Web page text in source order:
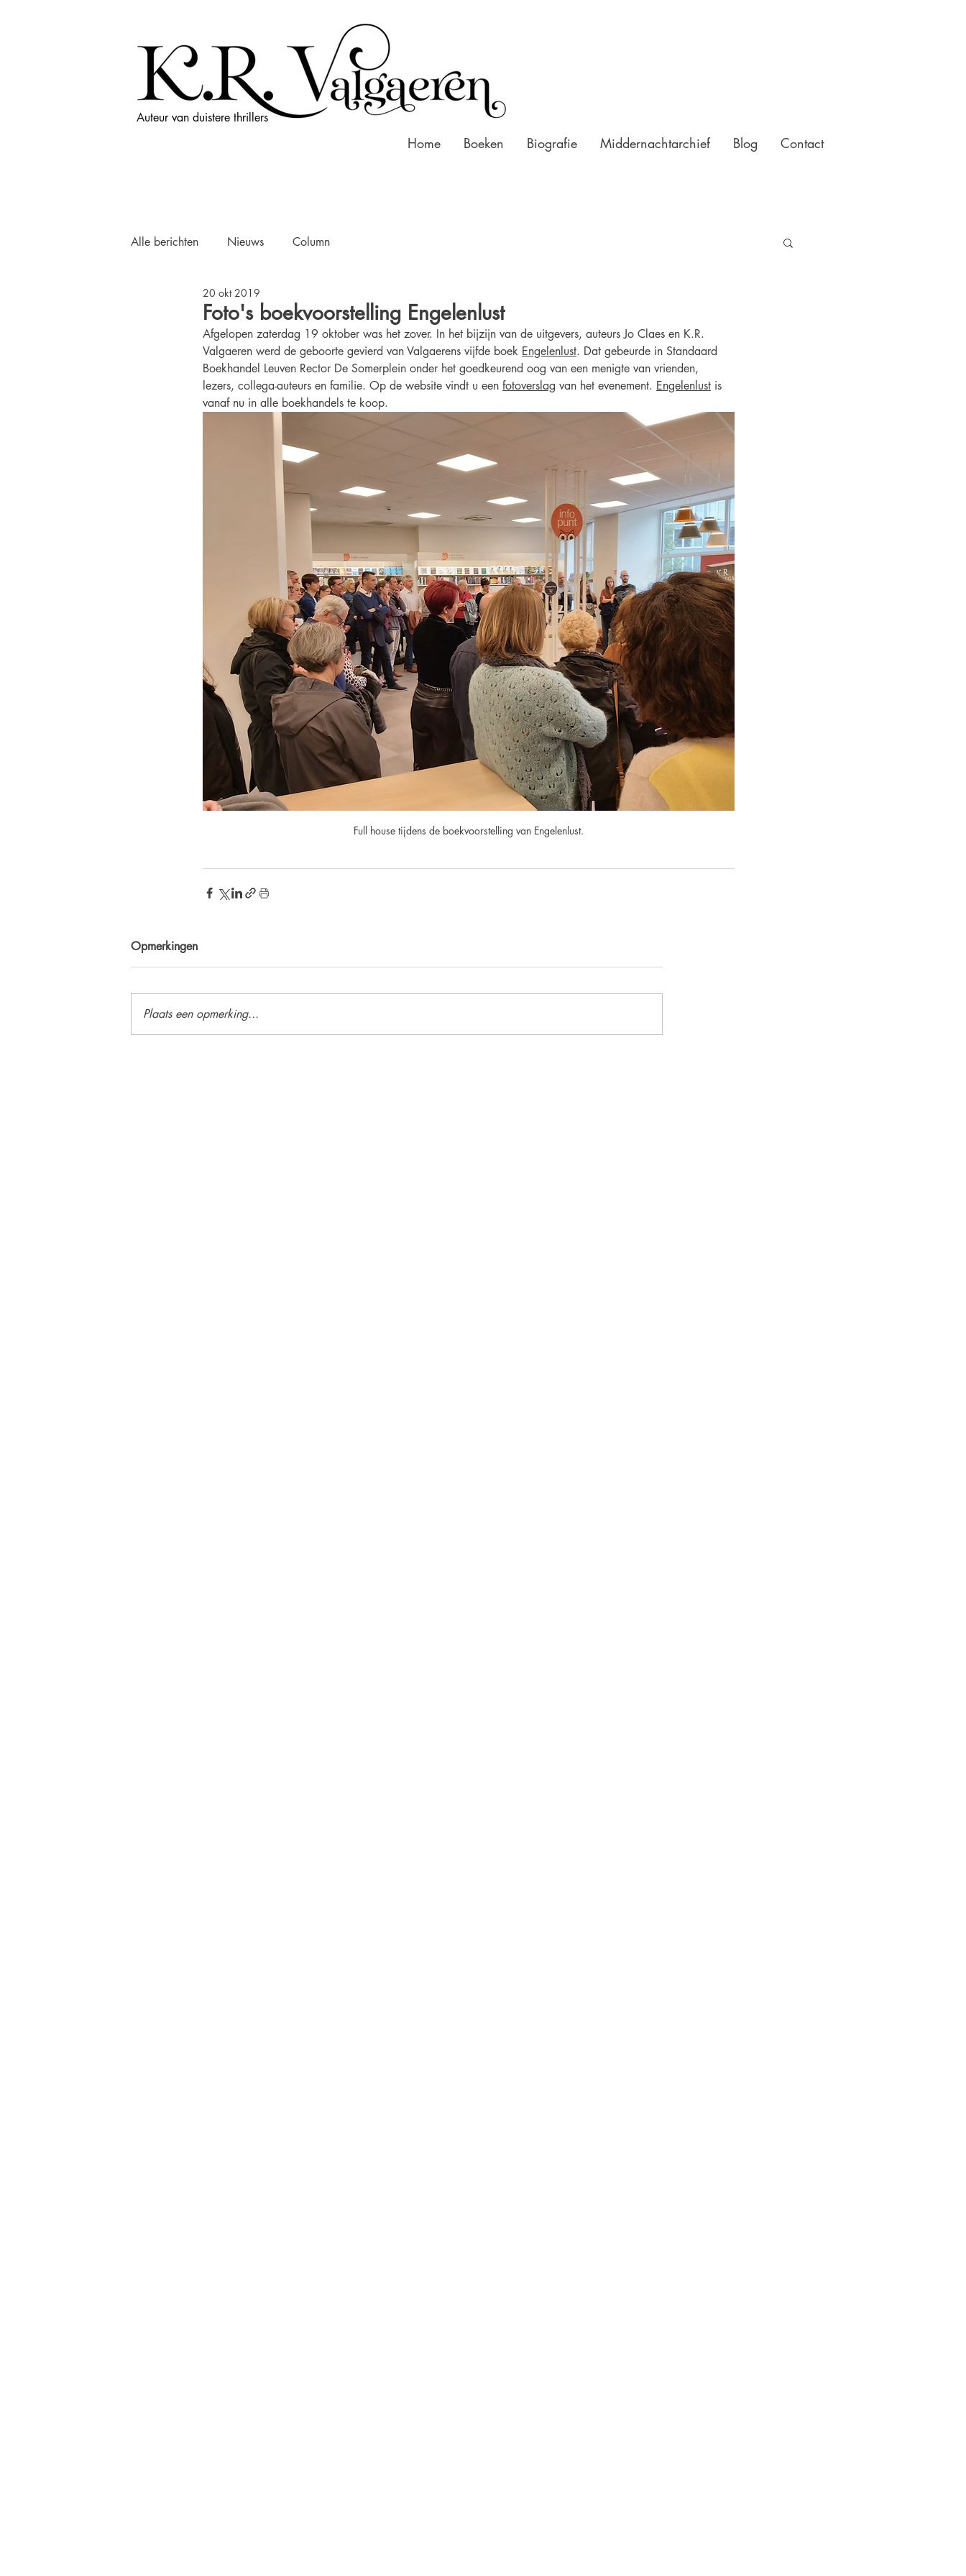
Home Boeken Biografie Middernachtarchief Blog Contact
Auteur van duistere thrillers
Alle berichten Nieuws Column
Foto's boekvoorstelling Engelenlust
20 okt 2019
Afgelopen zaterdag 19 oktober was het zover. In het bijzijn van de uitgevers, auteurs Jo Claes en K.R.
Valgaeren werd de geboorte gevierd van Valgaerens vijfde boek Engelenlust. Dat gebeurde in Standaard
Boekhandel Leuven Rector De Somerplein onder het goedkeurend oog van een menigte van vrienden,
lezers, collega-auteurs en familie. Op de website vindt u een fotoverslag van het evenement. Engelenlust is
vanaf nu in alle boekhandels te koop.
Full house tijdens de boekvoorstelling van Engelenlust.
Opmerkingen
Plaats een opmerking...